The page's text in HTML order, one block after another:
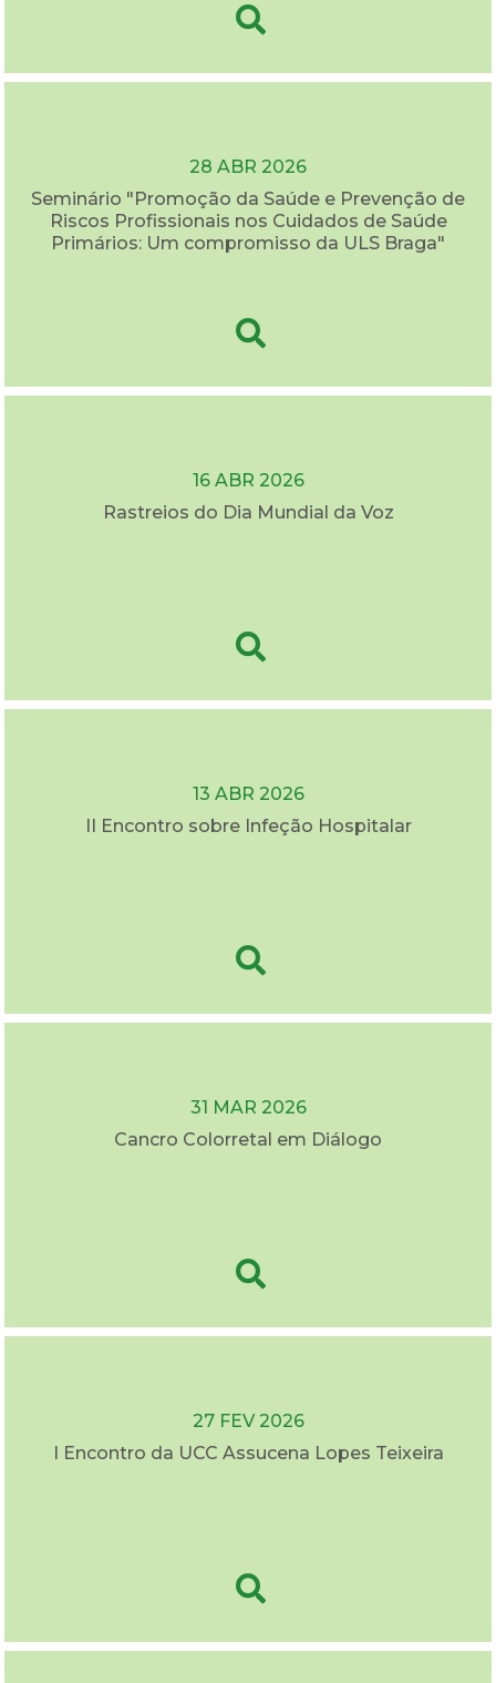
28 ABR 2026
Seminário "Promoção da Saúde e Prevenção de
Riscos Profissionais nos Cuidados de Saúde
Primários: Um compromisso da ULS Braga"
16 ABR 2026
Rastreios do Dia Mundial da Voz
13 ABR 2026
II Encontro sobre Infeção Hospitalar
31 MAR 2026
Cancro Colorretal em Diálogo
27 FEV 2026
I Encontro da UCC Assucena Lopes Teixeira